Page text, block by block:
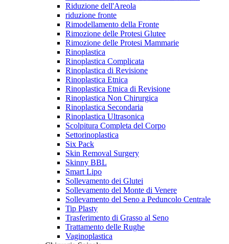
Riduzione dell'Areola
riduzione fronte
Rimodellamento della Fronte
Rimozione delle Protesi Glutee
Rimozione delle Protesi Mammarie
Rinoplastica
Rinoplastica Complicata
Rinoplastica di Revisione
Rinoplastica Etnica
Rinoplastica Etnica di Revisione
Rinoplastica Non Chirurgica
Rinoplastica Secondaria
Rinoplastica Ultrasonica
Scolpitura Completa del Corpo
Settorinoplastica
Six Pack
Skin Removal Surgery
Skinny BBL
Smart Lipo
Sollevamento dei Glutei
Sollevamento del Monte di Venere
Sollevamento del Seno a Peduncolo Centrale
Tip Plasty
Trasferimento di Grasso al Seno
Trattamento delle Rughe
Vaginoplastica